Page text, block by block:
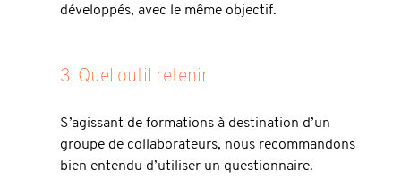
développés, avec le même objectif.
3. Quel outil retenir
S’agissant de formations à destination d’un
groupe de collaborateurs, nous recommandons
bien entendu d’utiliser un questionnaire.